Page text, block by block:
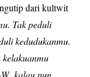
dari kultwit
Tak peduli
kedudukanmu.
kalau pun